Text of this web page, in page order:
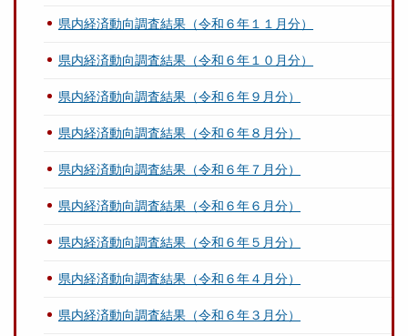
県内経済動向調査結果（令和６年１１月分）
県内経済動向調査結果（令和６年１０月分）
県内経済動向調査結果（令和６年９月分）
県内経済動向調査結果（令和６年８月分）
県内経済動向調査結果（令和６年７月分）
県内経済動向調査結果（令和６年６月分）
県内経済動向調査結果（令和６年５月分）
県内経済動向調査結果（令和６年４月分）
県内経済動向調査結果（令和６年３月分）